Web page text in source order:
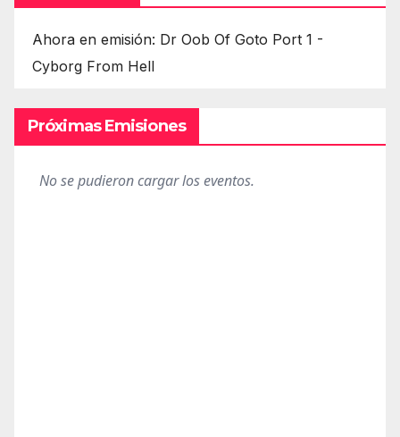
Ahora en emisión: Dr Oob Of Goto Port 1 -
Cyborg From Hell
Próximas Emisiones